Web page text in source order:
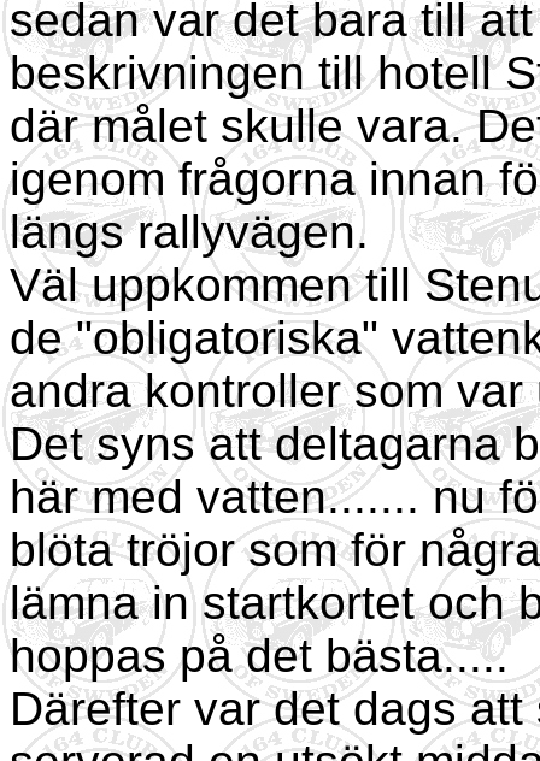
sedan var det bara till
beskrivningen till hotell
där målet skulle vara.
igenom frågorna innan
längs rallyvägen.
Väl uppkommen till
de "obligatoriska"
andra kontroller som
Det syns att deltagarna
här med vatten....... nu
blöta tröjor som för
lämna in startkortet och
hoppas på det bästa.....
Därefter var det dags